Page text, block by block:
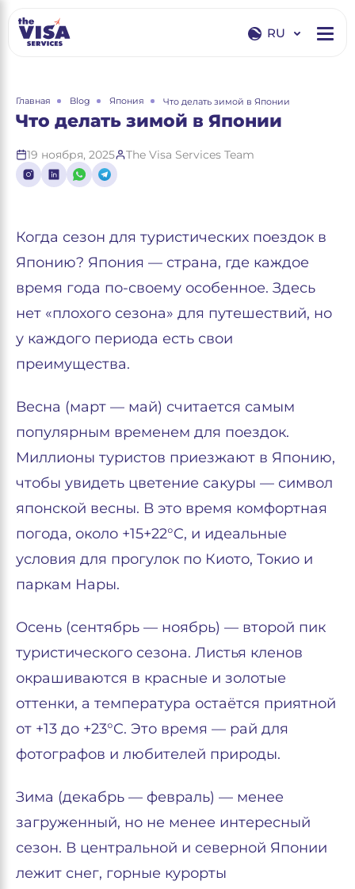
RU
Главная Blog Япония Что делать зимой в Японии
Что делать зимой в Японии
19 ноября, 2025 The Visa Services Team
Когда сезон для туристических поездок в
Японию? Япония — страна, где каждое
время года по-своему особенное. Здесь
нет «плохого сезона» для путешествий, но
у каждого периода есть свои
преимущества.
Весна (март — май) считается самым
популярным временем для поездок.
Миллионы туристов приезжают в Японию,
чтобы увидеть цветение сакуры — символ
японской весны. В это время комфортная
погода, около +15+22°C, и идеальные
условия для прогулок по Киото, Токио и
паркам Нары.
Осень (сентябрь — ноябрь) — второй пик
туристического сезона. Листья кленов
окрашиваются в красные и золотые
оттенки, а температура остаётся приятной
от +13 до +23°C. Это время — рай для
фотографов и любителей природы.
Зима (декабрь — февраль) — менее
загруженный, но не менее интересный
сезон. В центральной и северной Японии
лежит снег, горные курорты